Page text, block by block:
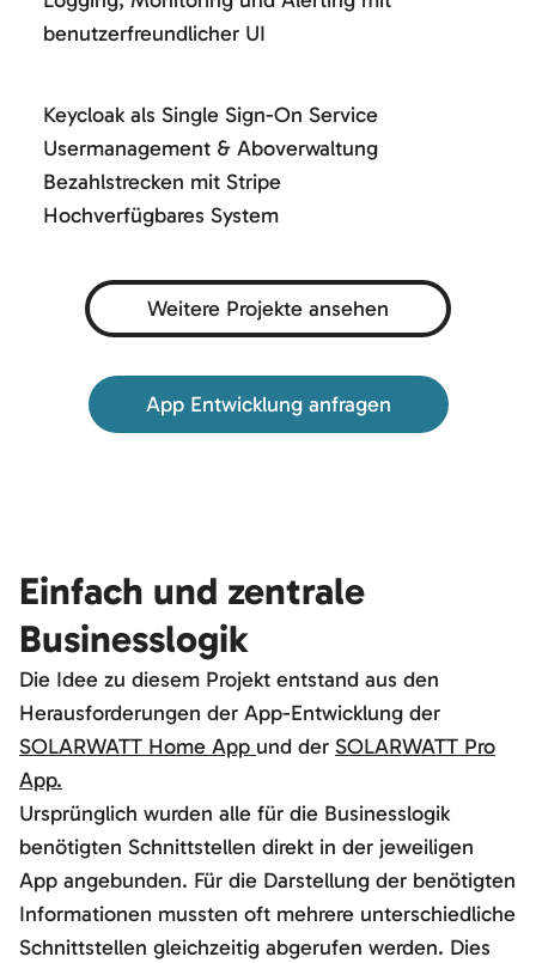
benutzerfreundlicher UI
Keycloak als Single Sign-On Service
Usermanagement & Aboverwaltung
Bezahlstrecken mit Stripe
Hochverfügbares System
Weitere Projekte ansehen
App Entwicklung anfragen
Einfach und zentrale
Businesslogik
Die Idee zu diesem Projekt entstand aus den
Herausforderungen der App-Entwicklung der
SOLARWATT Home App und der SOLARWATT Pro
App.
Ursprünglich wurden alle für die Businesslogik
benötigten Schnittstellen direkt in der jeweiligen
App angebunden. Für die Darstellung der benötigten
Informationen mussten oft mehrere unterschiedliche
Schnittstellen gleichzeitig abgerufen werden. Dies